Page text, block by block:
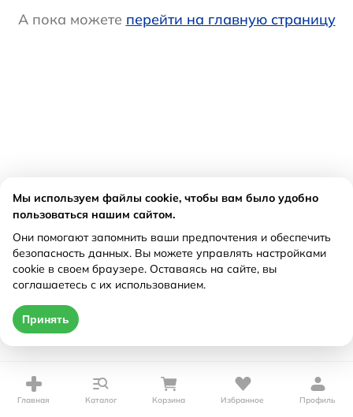
А пока можете перейти на главную страницу
Главная Каталог Корзина Избранное Профиль
Мы используем файлы cookie, чтобы вам было удобно
пользоваться нашим сайтом.
Они помогают запомнить ваши предпочтения и обеспечить
безопасность данных. Вы можете управлять настройками
cookie в своем браузере. Оставаясь на сайте, вы
соглашаетесь с их использованием.
Принять